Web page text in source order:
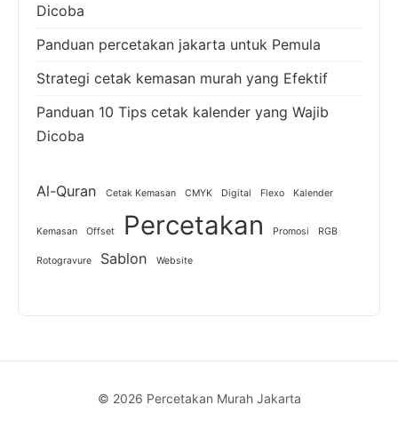
Dicoba
Panduan percetakan jakarta untuk Pemula
Strategi cetak kemasan murah yang Efektif
Panduan 10 Tips cetak kalender yang Wajib
Dicoba
Al-Quran Cetak Kemasan CMYK Digital Flexo Kalender
Kemasan Offset Percetakan Promosi RGB
Rotogravure Sablon Website
© 2026 Percetakan Murah Jakarta